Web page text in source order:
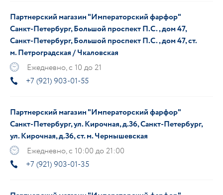
Партнерский магазин "Императорский фарфор"
Санкт-Петербург, Большой проспект П.С., дом 47,
Санкт-Петербург, Большой проспект П.С., дом 47, ст.
м. Петроградская / Чкаловская
Ежедневно, с 10 до 21
+7 (921) 903-01-55
Партнерский магазин "Императорский фарфор"
Санкт-Петербург, ул. Кирочная, д.36, Санкт-Петербург,
ул. Кирочная, д.36, ст. м. Чернышевская
Ежедневно, с 10:00 до 21:00
+7 (921) 903-01-35